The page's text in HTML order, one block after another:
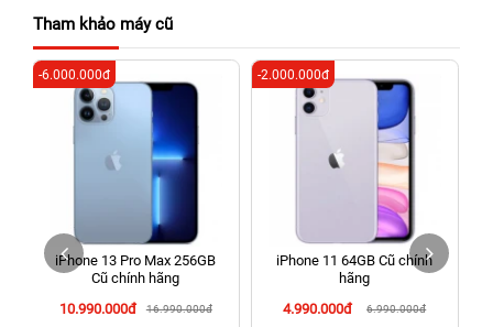
625 - 625A Âu Cơ, Tân Phú, Hồ Chí Minh (Quận Tân Phú cũ)
326 Lê Văn Việt, Tăng Nhơn Phú, Hồ Chí Minh (Q.9 TP. Thủ
Đức cũ)
256 Võ Văn Ngân, Thủ Đức, Hồ Chí Minh (Bình Thọ, TP. Thủ
70 Nguyễn An Ninh, Dĩ An, Hồ Chí Minh (Bình Dương Cũ)
24h Vũng Tàu: 162A Ba Cu, Vũng Tàu, Hồ Chí Minh (TP. Vũng
Tàu cũ)
198 Hoàng Văn Thụ, Tân Sơn Nhất, Hồ Chí Minh (Tân Bình
Tham khảo máy cũ
iPhone 13 Pro Max 256GB
Cũ chính hãng
10.990.000đ
16.990.000đ
-6.000.000đ
iPhone 11 64GB Cũ chính
hãng
4.990.000đ
6.990.000đ
-2.000.000đ